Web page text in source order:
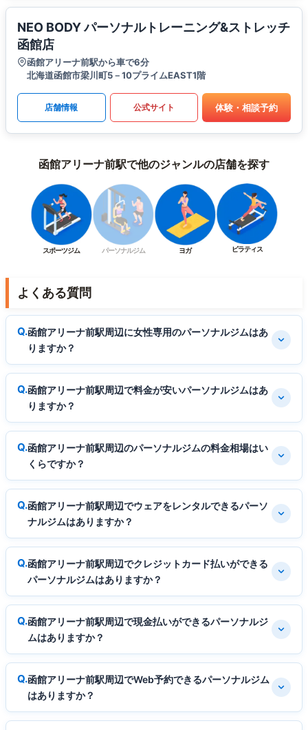
NEO BODY パーソナルトレーニング&ストレッチ
函館店
函館アリーナ前駅から車で6分
北海道函館市梁川町5－10プライムEAST1階
店舗情報 公式サイト 体験・相談予約
函館アリーナ前駅で他のジャンルの店舗を探す
スポーツジム パーソナルジム ヨガ ピラティス
よくある質問
函館アリーナ前駅周辺に女性専用のパーソナルジムはあ
りますか？
函館アリーナ前駅周辺で料金が安いパーソナルジムはあ
りますか？
函館アリーナ前駅周辺のパーソナルジムの料金相場はい
くらですか？
函館アリーナ前駅周辺でウェアをレンタルできるパーソ
ナルジムはありますか？
函館アリーナ前駅周辺でクレジットカード払いができる
パーソナルジムはありますか？
函館アリーナ前駅周辺で現金払いができるパーソナルジ
ムはありますか？
函館アリーナ前駅周辺でWeb予約できるパーソナルジム
はありますか？